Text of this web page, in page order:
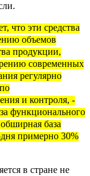
что эти средства
объемов
продукции,
современных
регулярно
и контроля, -
функционального
база
примерно 30%
в стране не